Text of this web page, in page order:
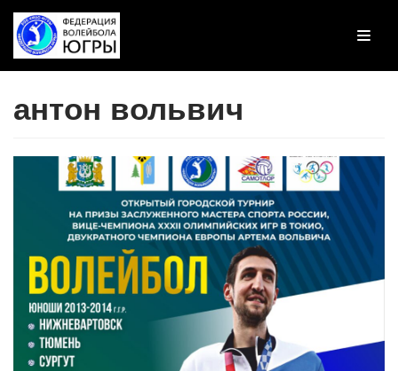
Перейти
к
антон вольвич